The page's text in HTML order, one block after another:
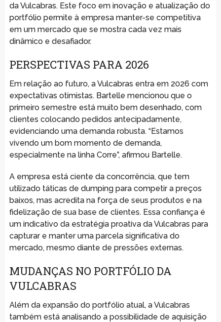
da Vulcabras. Este foco em inovação e atualização do
portfólio permite à empresa manter-se competitiva
em um mercado que se mostra cada vez mais
dinâmico e desafiador.
PERSPECTIVAS PARA 2026
Em relação ao futuro, a Vulcabras entra em 2026 com
expectativas otimistas. Bartelle mencionou que o
primeiro semestre está muito bem desenhado, com
clientes colocando pedidos antecipadamente,
evidenciando uma demanda robusta. “Estamos
vivendo um bom momento de demanda,
especialmente na linha Corre”, afirmou Bartelle.
A empresa está ciente da concorrência, que tem
utilizado táticas de dumping para competir a preços
baixos, mas acredita na força de seus produtos e na
fidelização de sua base de clientes. Essa confiança é
um indicativo da estratégia proativa da Vulcabras para
capturar e manter uma parcela significativa do
mercado, mesmo diante de pressões externas.
MUDANÇAS NO PORTFÓLIO DA
VULCABRAS
Além da expansão do portfólio atual, a Vulcabras
também está analisando a possibilidade de aquisição